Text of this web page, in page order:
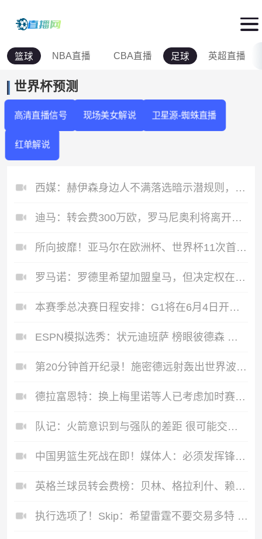
篮球 NBA直播 CBA直播 足球 英超直播
世界杯预测
高清直播信号 现场美女解说 卫星源-蜘蛛直播
红单解说
西媒：赫伊森身边人不满落选暗示潜规则，此前曾有人准备拍纪录片
迪马：转会费300万欧，罗马尼奥利将离开拉齐奥加盟多哈萨德
所向披靡！亚马尔在欧洲杯、世界杯11次首发战绩全胜
罗马诺：罗德里希望加盟皇马，但决定权在弗洛伦蒂诺手中
本赛季总决赛日程安排：G1将在6月4日开打 最迟6月20日结束
ESPN模拟选秀：状元迪班萨 榜眼彼德森 探花布泽尔 4号秀威尔逊
第20分钟首开纪录！施密德远射轰出世界波，奥地利1-0领先约旦
德拉富恩特：换上梅里诺等人已考虑加时赛，替补球员有大师级贡献
队记：火箭意识到与强队的差距 很可能交易走芬尼 多队对其有意
中国男篮生死战在即！媒体人：必须发挥锋线和篮板优势！
英格兰球员转会费榜：贝林、格拉利什、赖斯前三，戈登位列第7
执行选项了！Skip：希望雷霆不要交易多特 他仍是冲冠关键拼图